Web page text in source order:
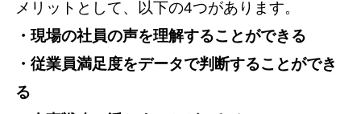
メリットとして、以下の4つがあります。
・現場の社員の声を理解することができる
・従業員満足度をデータで判断することができ
る